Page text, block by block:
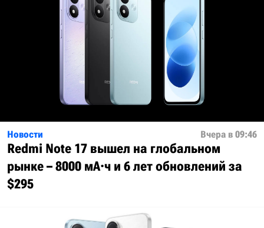
Новости Вчера в 09:46
Redmi Note 17 вышел на глобальном
рынке – 8000 мА·ч и 6 лет обновлений за
$295